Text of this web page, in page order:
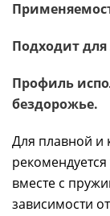
Подходит
Профиль
бездорожье.
Для плавной и
вместе с
зависимости